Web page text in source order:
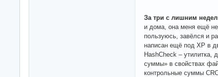
За три с лишним
и дома, она меня ещё
пользуюсь, завёлся и
написан ещё под ХР в
HashCheck – утилитка,
суммы» в свойствах
контрольные суммы